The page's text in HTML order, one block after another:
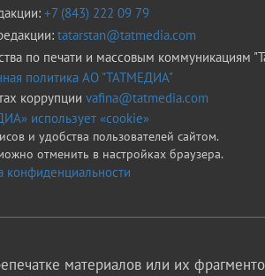
+7 (843) 222 09 79
tatarstan@tatmedia.com
по печати и массовым коммуникациям
политика АО "ТАТМЕДИА"
коррупции vafina@tatmedia.com
использует «cookie»
и удобства пользователей сайтом.
отменить в настройках браузера.
конфиденциальности
материалов или их